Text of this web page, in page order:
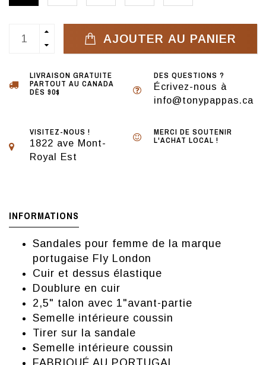
AJOUTER AU PANIER
LIVRAISON GRATUITE
PARTOUT AU CANADA
DÈS 90$
DES QUESTIONS ?
Écrivez-nous à
info@tonypappas.ca
VISITEZ-NOUS !
1822 ave Mont-
Royal Est
MERCI DE SOUTENIR
L'ACHAT LOCAL !
INFORMATIONS
Sandales pour femme de la marque
portugaise Fly London
Cuir et dessus élastique
Doublure en cuir
2,5" talon avec 1"avant-partie
Semelle intérieure coussin
Tirer sur la sandale
Semelle intérieure coussin